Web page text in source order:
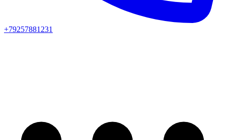
+79257881231